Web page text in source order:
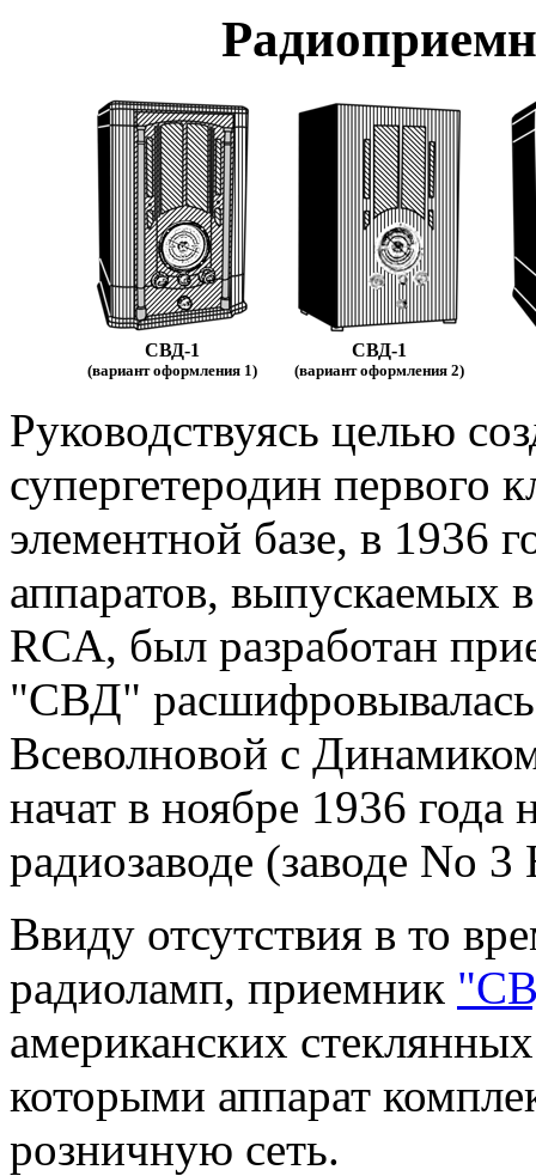
СВД-1
(вариант оформления 1)
СВД-1
(вариант оформления 2)
Руководствуясь целью
супергетеродин первого
элементной базе, в 1936
аппаратов, выпускаемых
RCA, был разработан
"СВД" расшифровывалась
Всеволновой с
начат в ноябре 1936 года
радиозаводе (заводе No 3
Ввиду отсутствия в то
радиоламп, приемник
американских
которыми аппарат
розничную сеть.